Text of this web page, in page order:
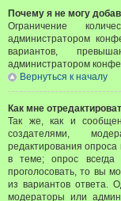
Почему я не могу
Ограничение
администратором
вариантов,
администратором
Вернуться к началу
Как мне
Так же, как и
создателями,
редактирования
в теме; опрос
проголосовать, то вы
из вариантов ответа.
модераторы или